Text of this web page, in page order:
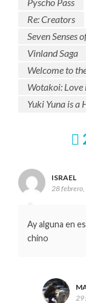
Re: Creators
Seven Senses
Vinland Saga
Welcome to
Wotakoi:
Yuki Yuna is a
ISRAEL
28
Ay alguna en
chino
29